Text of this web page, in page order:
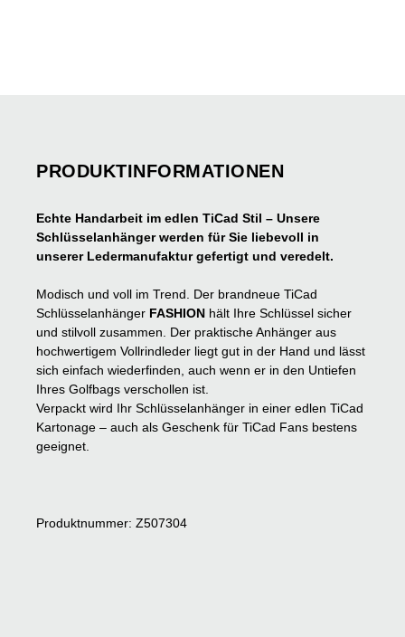
PRODUKTINFORMATIONEN
Echte Handarbeit im edlen TiCad Stil – Unsere
Schlüsselanhänger werden für Sie liebevoll in
unserer Ledermanufaktur gefertigt und veredelt.
Modisch und voll im Trend. Der brandneue TiCad
Schlüsselanhänger FASHION hält Ihre Schlüssel sicher
und stilvoll zusammen. Der praktische Anhänger aus
hochwertigem Vollrindleder liegt gut in der Hand und lässt
sich einfach wiederfinden, auch wenn er in den Untiefen
Ihres Golfbags verschollen ist.
Verpackt wird Ihr Schlüsselanhänger in einer edlen TiCad
Kartonage – auch als Geschenk für TiCad Fans bestens
geeignet.
Produktnummer: Z507304